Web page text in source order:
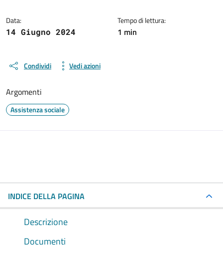
Data:
14 Giugno 2024
Tempo di lettura:
1 min
Condividi Vedi azioni
Argomenti
Assistenza sociale
INDICE DELLA PAGINA
Descrizione
Documenti